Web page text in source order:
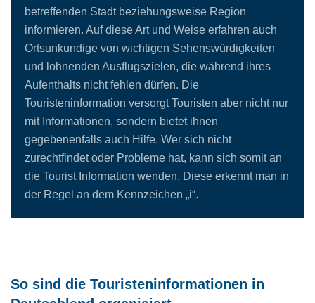
betreffenden Stadt beziehungsweise Region
informieren. Auf diese Art und Weise erfahren auch
Ortsunkundige von wichtigen Sehenswürdigkeiten
und lohnenden Ausflugszielen, die während ihres
Aufenthalts nicht fehlen dürfen. Die
Touristeninformation versorgt Touristen aber nicht nur
mit Informationen, sondern bietet ihnen
gegebenenfalls auch Hilfe. Wer sich nicht
zurechtfindet oder Probleme hat, kann sich somit an
die Tourist Information wenden. Diese erkennt man in
der Regel an dem Kennzeichen „i“.
So sind die Touristeninformationen in